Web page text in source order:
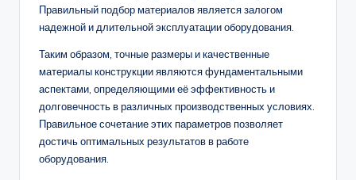
Правильный подбор материалов является залогом
надежной и длительной эксплуатации оборудования.
Таким образом, точные размеры и качественные
материалы конструкции являются фундаментальными
аспектами, определяющими её эффективность и
долговечность в различных производственных условиях.
Правильное сочетание этих параметров позволяет
достичь оптимальных результатов в работе
оборудования.